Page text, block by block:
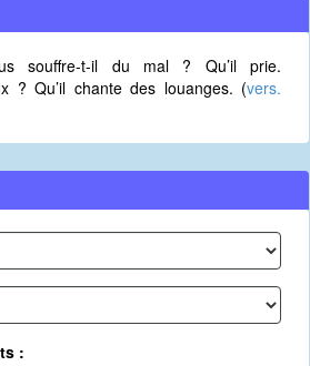
souffre-t-il du mal ? Qu’il prie.
? Qu’il chante des louanges. (vers.
: